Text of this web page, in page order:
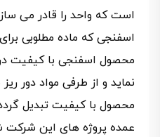
است که واحد را قادر می
اسفنجی که ماده مطلوبی
محصول اسفنجی با کیفیت
نماید و از طرفی مواد دور
محصول با کیفیت تبدیل
عمده پروژه های این